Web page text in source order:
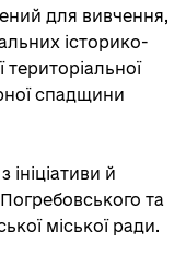
для вивчення,
історико-
спадщини
ініціативи й
та
міської ради.